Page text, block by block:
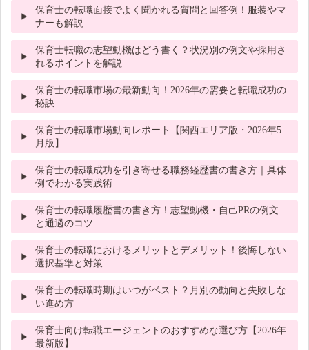
保育士の転職面接でよく聞かれる質問と回答例！服装やマ
ナーも解説
保育士転職の志望動機はどう書く？状況別の例文や採用さ
れるポイントを解説
保育士の転職市場の最新動向！2026年の需要と転職成功の
秘訣
保育士の転職市場動向レポート【関西エリア版・2026年5
月版】
保育士の転職成功を引き寄せる職務経歴書の書き方｜具体
例でわかる実践術
保育士の転職履歴書の書き方！志望動機・自己PRの例文
と通過のコツ
保育士の転職におけるメリットとデメリット！後悔しない
選択基準と対策
保育士の転職時期はいつがベスト？月別の動向と失敗しな
い進め方
保育士向け転職エージェントのおすすめな選び方【2026年
最新版】